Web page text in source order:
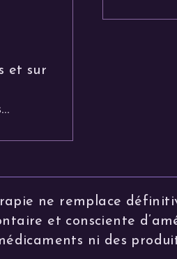
et sur
ne remplace
et consciente
ni des